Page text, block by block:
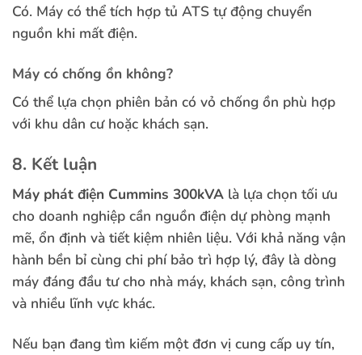
Có. Máy có thể tích hợp tủ ATS tự động chuyển
nguồn khi mất điện.
Máy có chống ồn không?
Có thể lựa chọn phiên bản có vỏ chống ồn phù hợp
với khu dân cư hoặc khách sạn.
8. Kết luận
Máy phát điện Cummins 300kVA là lựa chọn tối ưu
cho doanh nghiệp cần nguồn điện dự phòng mạnh
mẽ, ổn định và tiết kiệm nhiên liệu. Với khả năng vận
hành bền bỉ cùng chi phí bảo trì hợp lý, đây là dòng
máy đáng đầu tư cho nhà máy, khách sạn, công trình
và nhiều lĩnh vực khác.
Nếu bạn đang tìm kiếm một đơn vị cung cấp uy tín,